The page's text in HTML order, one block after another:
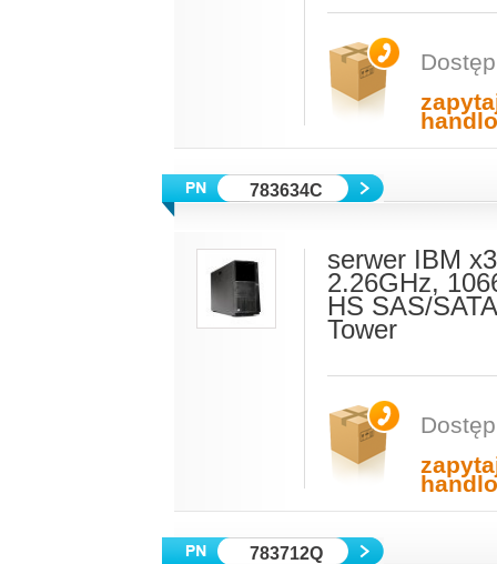
783634C
serwer IBM
2.26GHz,
HS SAS/
Tower
783712Q